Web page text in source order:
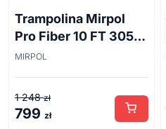
Trampolina Mirpol
Pro Fiber 10 FT 305
cm + siatka
MIRPOL
1 248zł
Pierwotna
799 zł
Aktualna